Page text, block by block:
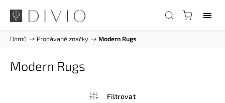
Domů / Prodávané značky / Modern Rugs
Modern Rugs